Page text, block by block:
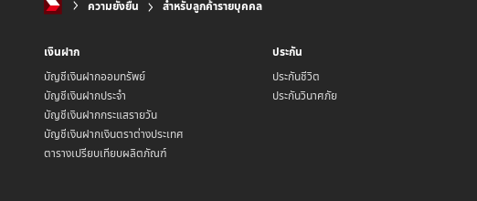
ความยั่งยืน สำหรับลูกค้ารายบุคคล
เงินฝาก
บัญชีเงินฝากออมทรัพย์
บัญชีเงินฝากประจำ
บัญชีเงินฝากกระแสรายวัน
บัญชีเงินฝากเงินตราต่างประเทศ
ตารางเปรียบเทียบผลิตภัณฑ์
ประกัน
ประกันชีวิต
ประกันวินาศภัย